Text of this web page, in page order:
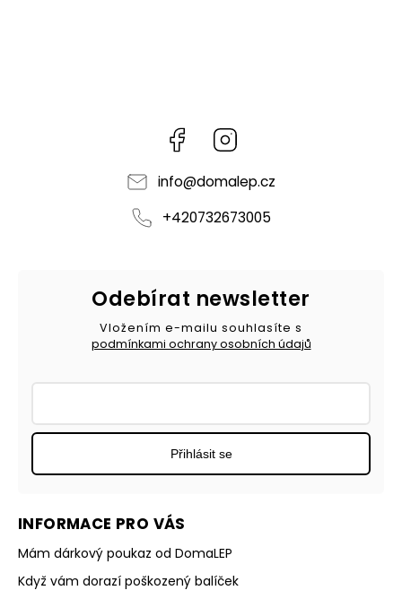
Facebook
info@domalep.cz
+420732673005
INFORMACE PRO VÁS
Mám dárkový poukaz od DomaLEP
Když vám dorazí poškozený balíček
Odebírat newsletter
Vložením e-mailu souhlasíte s
podmínkami ochrany osobních údajů
Přihlásit se